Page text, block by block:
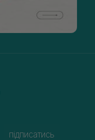
підписатись